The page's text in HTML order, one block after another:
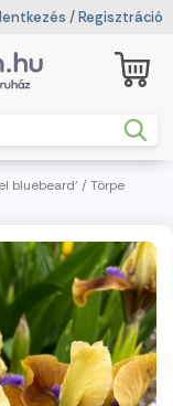
/Regisztráció
bluebeard' / Törpe